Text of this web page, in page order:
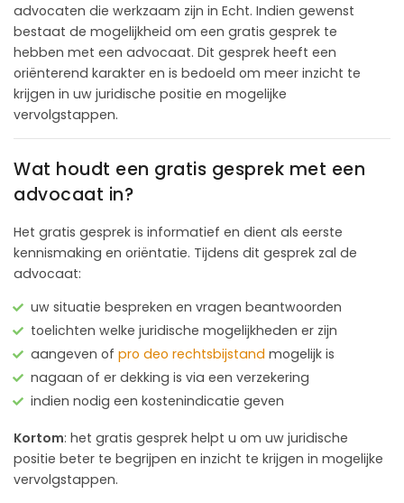
advocaten die werkzaam zijn in Echt. Indien gewenst
bestaat de mogelijkheid om een gratis gesprek te
hebben met een advocaat. Dit gesprek heeft een
oriënterend karakter en is bedoeld om meer inzicht te
krijgen in uw juridische positie en mogelijke
vervolgstappen.
Wat houdt een gratis gesprek met een
advocaat in?
Het gratis gesprek is informatief en dient als eerste
kennismaking en oriëntatie. Tijdens dit gesprek zal de
advocaat:
uw situatie bespreken en vragen beantwoorden
toelichten welke juridische mogelijkheden er zijn
aangeven of pro deo rechtsbijstand mogelijk is
nagaan of er dekking is via een verzekering
indien nodig een kostenindicatie geven
Kortom: het gratis gesprek helpt u om uw juridische
positie beter te begrijpen en inzicht te krijgen in mogelijke
vervolgstappen.